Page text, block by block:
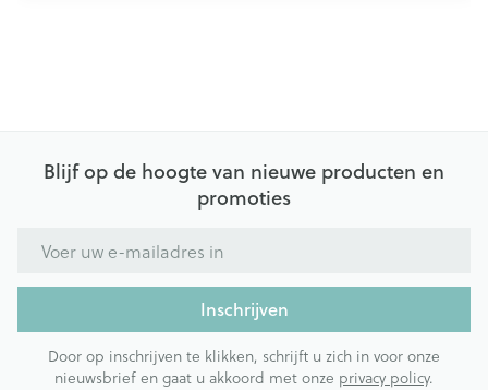
Blijf op de hoogte van nieuwe producten en
promoties
Inschrijven
Door op inschrijven te klikken, schrijft u zich in voor onze
nieuwsbrief en gaat u akkoord met onze privacy policy.